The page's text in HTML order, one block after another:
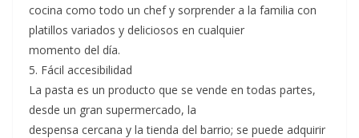
cocina como todo un chef y sorprender a la familia con
platillos variados y deliciosos en cualquier
momento del día.
5. Fácil accesibilidad
La pasta es un producto que se vende en todas partes,
desde un gran supermercado, la
despensa cercana y la tienda del barrio; se puede adquirir